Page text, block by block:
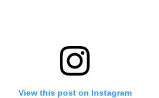
View this post on Instagram